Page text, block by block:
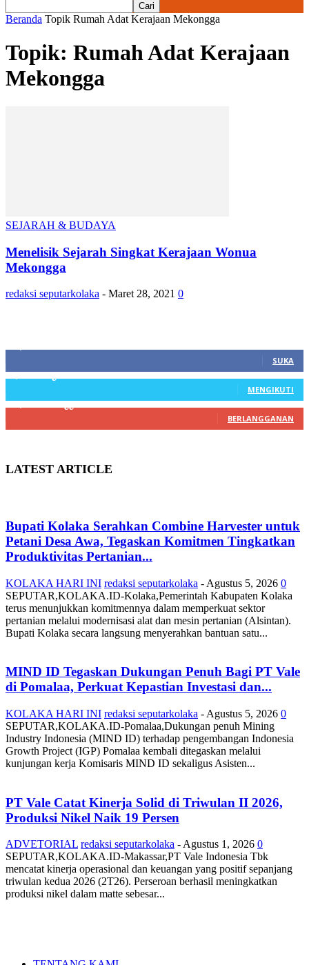
Beranda Topik Rumah Adat Kerajaan Mekongga
Topik: Rumah Adat Kerajaan
Mekongga
SEJARAH & BUDAYA
Menelisik Sejarah Singkat Kerajaan Wonua
Mekongga
redaksi seputarkolaka - Maret 28, 2021 0
SUKA
MENGIKUTI
BERLANGGANAN
LATEST ARTICLE
Bupati Kolaka Serahkan Combine Harvester untuk
Petani Desa Awa, Tegaskan Komitmen Tingkatkan
Produktivitas Pertanian...
KOLAKA HARI INI redaksi seputarkolaka - Agustus 5, 2026 0
SEPUTAR,KOLAKA.ID-Kolaka,Pemerintah Kabupaten Kolaka
terus menunjukkan komitmennya dalam memperkuat sektor
pertanian melalui modernisasi alat dan mesin pertanian (Alsintan).
Bupati Kolaka secara langsung menyerahkan bantuan satu...
MIND ID Tegaskan Dukungan Penuh Bagi PT Vale
di Pomalaa, Perkuat Kepastian Investasi dan...
KOLAKA HARI INI redaksi seputarkolaka - Agustus 5, 2026 0
SEPUTAR,KOLAKA.ID-Pomalaa,Dukungan penuh Mining
Industry Indonesia (MIND ID) terhadap pengembangan Indonesia
Growth Project (IGP) Pomalaa kembali ditegaskan melalui
kunjungan kerja Komisaris MIND ID sekaligus Asisten...
PT Vale Catat Kinerja Solid di Triwulan II 2026,
Produksi Nikel Naik 19 Persen
ADVETORIAL redaksi seputarkolaka -Agustus 1, 2026 0
SEPUTAR,KOLAKA.ID-Makassar,PT Vale Indonesia Tbk
mencatat kinerja operasional dan keuangan yang positif sepanjang
triwulan kedua 2026 (2T26). Perseroan berhasil meningkatkan
produksi nikel dalam matte sebesar...